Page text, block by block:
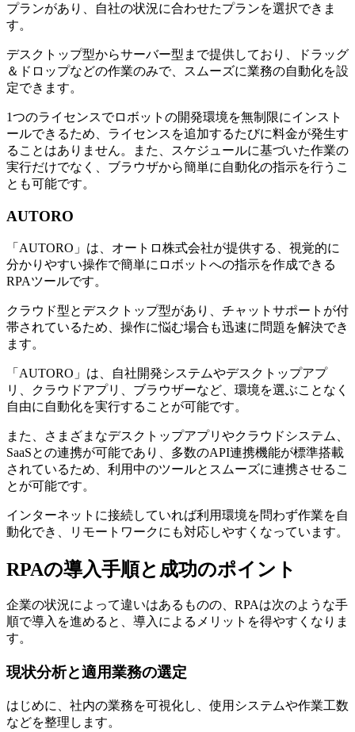
プランがあり、自社の状況に合わせたプランを選択できま
す。
デスクトップ型からサーバー型まで提供しており、ドラッグ
＆ドロップなどの作業のみで、スムーズに業務の自動化を設
定できます。
1つのライセンスでロボットの開発環境を無制限にインスト
ールできるため、ライセンスを追加するたびに料金が発生す
ることはありません。また、スケジュールに基づいた作業の
実行だけでなく、ブラウザから簡単に自動化の指示を行うこ
とも可能です。
AUTORO
「AUTORO」は、オートロ株式会社が提供する、視覚的に
分かりやすい操作で簡単にロボットへの指示を作成できる
RPAツールです。
クラウド型とデスクトップ型があり、チャットサポートが付
帯されているため、操作に悩む場合も迅速に問題を解決でき
ます。
「AUTORO」は、自社開発システムやデスクトップアプ
リ、クラウドアプリ、ブラウザーなど、環境を選ぶことなく
自由に自動化を実行することが可能です。
また、さまざまなデスクトップアプリやクラウドシステム、
SaaSとの連携が可能であり、多数のAPI連携機能が標準搭載
されているため、利用中のツールとスムーズに連携させるこ
とが可能です。
インターネットに接続していれば利用環境を問わず作業を自
動化でき、リモートワークにも対応しやすくなっています。
RPAの導入手順と成功のポイント
企業の状況によって違いはあるものの、RPAは次のような手
順で導入を進めると、導入によるメリットを得やすくなりま
す。
現状分析と適用業務の選定
はじめに、社内の業務を可視化し、使用システムや作業工数
などを整理します。